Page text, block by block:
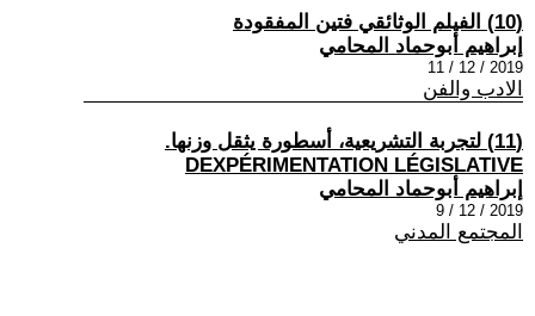
(10) الفيلم الوثائقي فتين المفقودة
إبراهيم أبوحماد المحامي
2019 / 12 / 11
الادب والفن
(11) لتجربة التشريعية، أسطورة يثقل وزنها.
DEXPÉRIMENTATION LÉGISLATIVE
إبراهيم أبوحماد المحامي
2019 / 12 / 9
المجتمع المدني